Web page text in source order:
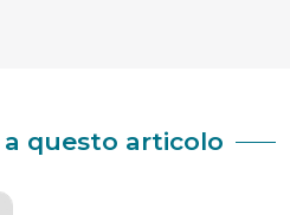
questo articolo